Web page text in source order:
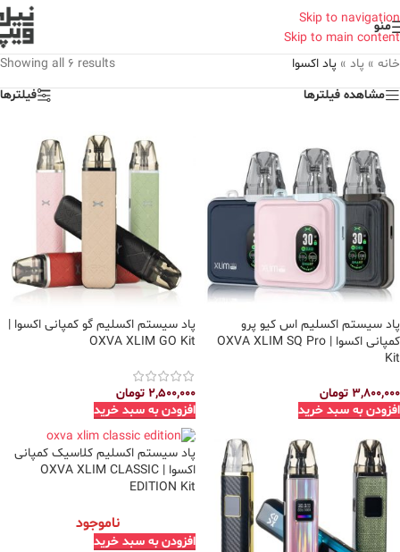
Skip to navigation
Skip to main content
منو
خانه » پاد » پاد اکسوا
Showing all 6 results
مشاهده فیلترها
فیلترها
پاد سیستم اکسلیم اس کیو پرو
کمپانی اکسوا | OXVA XLIM SQ Pro
Kit
3,800,000 تومان
افزودن به سبد خرید
پاد سیستم اکسلیم گو کمپانی اکسوا |
OXVA XLIM GO Kit
2,500,000 تومان
افزودن به سبد خرید
پاد سیستم اکسلیم کلاسیک کمپانی
اکسوا | OXVA XLIM CLASSIC
EDITION Kit
ناموجود
افزودن به سبد خرید